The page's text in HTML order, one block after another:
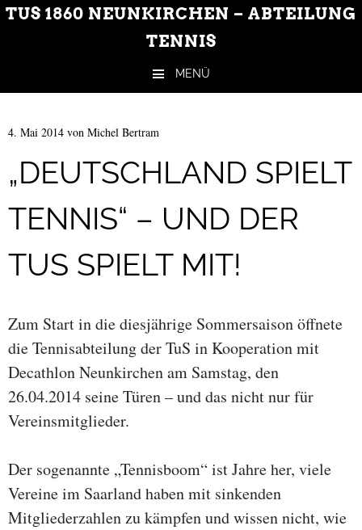
TUS 1860 NEUNKIRCHEN – ABTEILUNG
TENNIS
MENÜ
4. Mai 2014 von Michel Bertram
„DEUTSCHLAND SPIELT
TENNIS“ – UND DER
TUS SPIELT MIT!
Zum Start in die diesjährige Sommersaison öffnete
die Tennisabteilung der TuS in Kooperation mit
Decathlon Neunkirchen am Samstag, den
26.04.2014 seine Türen – und das nicht nur für
Vereinsmitglieder.
Der sogenannte „Tennisboom“ ist Jahre her, viele
Vereine im Saarland haben mit sinkenden
Mitgliederzahlen zu kämpfen und wissen nicht, wie